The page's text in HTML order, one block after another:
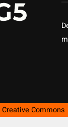
Creative Commons